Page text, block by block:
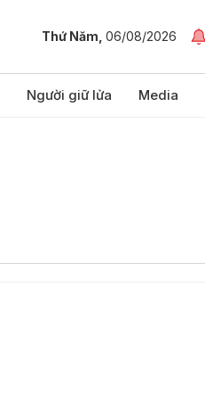
Thứ Năm, 06/08/2026
Người giữ lửa Media